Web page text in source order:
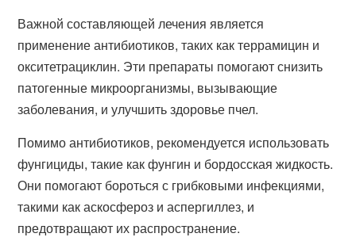
Важной составляющей лечения является
применение антибиотиков, таких как террамицин и
окситетрациклин. Эти препараты помогают снизить
патогенные микроорганизмы, вызывающие
заболевания, и улучшить здоровье пчел.
Помимо антибиотиков, рекомендуется использовать
фунгициды, такие как фунгин и бордосская жидкость.
Они помогают бороться с грибковыми инфекциями,
такими как аскосфероз и аспергиллез, и
предотвращают их распространение.